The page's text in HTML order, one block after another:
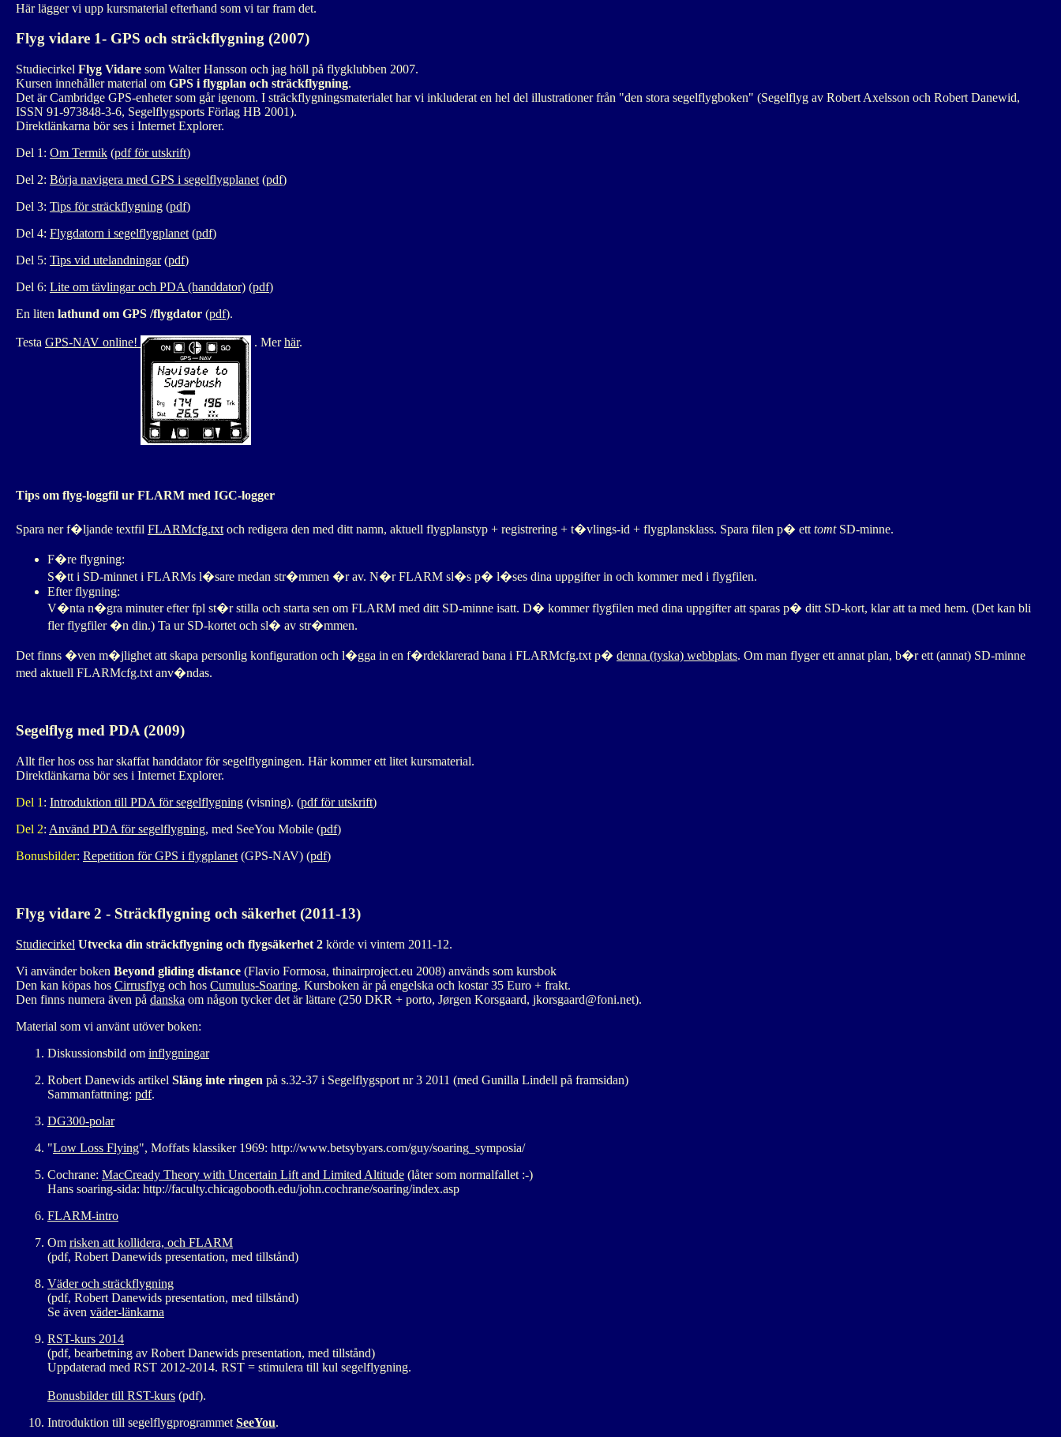
Här lägger vi upp kursmaterial efterhand som vi tar fram det.
Flyg vidare 1- GPS och sträckflygning (2007)
Studiecirkel Flyg Vidare som Walter Hansson och jag höll på flygklubben 2007.
Kursen innehåller material om GPS i flygplan och sträckflygning.
Det är Cambridge GPS-enheter som går igenom. I sträckflygningsmaterialet har vi inkluderat en hel del illustrationer från "den stora segelflygboken" (Segelflyg av Robert Axelsson och Robert Danewid,
ISSN 91-973848-3-6, Segelflygsports Förlag HB 2001).
Direktlänkarna bör ses i Internet Explorer.
Del 1: Om Termik (pdf för utskrift)
Del 2: Börja navigera med GPS i segelflygplanet (pdf)
Del 3: Tips för sträckflygning (pdf)
Del 4: Flygdatorn i segelflygplanet (pdf)
Del 5: Tips vid utelandningar(pdf)
Del 6: Lite om tävlingar och PDA (handdator) (pdf)
En liten lathund om GPS /flygdator (pdf).
Testa GPS-NAV online! . Merhär.
Tips om flyg-loggfil ur FLARM med IGC-logger
Spara ner f�ljande textfil FLARMcfg.txt och redigera den med ditt namn, aktuell flygplanstyp + registrering + t�vlings-id + flygplansklass. Spara filen p� ett tomtSD-minne.
F�re flygning:
S�tt i SD-minnet i FLARMs l�sare medan str�mmen �r av. N�r FLARM sl�s p� l�ses dina uppgifter in och kommer med i flygfilen.
Efter flygning:
V�nta n�gra minuter efter fpl st�r stilla och starta sen om FLARM med ditt SD-minne isatt. D� kommer flygfilen med dina uppgifter att sparas p� ditt SD-kort, klar att ta med hem. (Det kan bli
fler flygfiler �n din.) Ta ur SD-kortet och sl� av str�mmen.
Det finns �ven m�jlighet att skapa personlig konfiguration och l�gga in en f�rdeklarerad bana i FLARMcfg.txt p� denna (tyska) webbplats. Om man flyger ett annat plan, b�r ett (annat) SD-minne
med aktuell FLARMcfg.txt anv�ndas.
Segelflyg med PDA (2009)
Allt fler hos oss har skaffat handdator för segelflygningen. Här kommer ett litet kursmaterial.
Direktlänkarna bör ses i Internet Explorer.
Del 1 : Introduktion till PDA för segelflygning (visning). (pdf för utskrift)
Del 2: Använd PDA för segelflygning, med SeeYou Mobile (pdf)
Bonusbilder: Repetition för GPS i flygplanet (GPS-NAV) (pdf)
Flyg vidare 2 - Sträckflygning och säkerhet (2011-13)
Studiecirkel Utvecka din sträckflygning och flygsäkerhet 2 körde vi vintern 2011-12.
Vi använder boken Beyond gliding distance (Flavio Formosa, thinairproject.eu 2008) används som kursbok
Den kan köpas hos Cirrusflyg och hos Cumulus-Soaring. Kursboken är på engelska och kostar 35 Euro + frakt.
Den finns numera även på danska om någon tycker det är lättare (250 DKR + porto, Jørgen Korsgaard, jkorsgaard@foni.net).
Material som vi använt utöver boken:
Diskussionsbild om inflygningar
Robert Danewids artikel Släng inte ringen på s.32-37 i Segelflygsport nr 3 2011 (med Gunilla Lindell på framsidan)
Sammanfattning: pdf.
DG300-polar
"Low Loss Flying", Moffats klassiker 1969: http://www.betsybyars.com/guy/soaring_symposia/
Cochrane: MacCready Theory with Uncertain Lift and Limited Altitude (låter som normalfallet :-)
Hans soaring-sida: http://faculty.chicagobooth.edu/john.cochrane/soaring/index.asp
FLARM-intro
Om risken att kollidera, och FLARM
(pdf, Robert Danewids presentation, med tillstånd)
Väder och sträckflygning
(pdf, Robert Danewids presentation, med tillstånd)
Se även väder-länkarna
RST-kurs 2014
(pdf, bearbetning av Robert Danewids presentation, med tillstånd)
Uppdaterad med RST 2012-2014. RST = stimulera till kul segelflygning.
Bonusbilder till RST-kurs (pdf).
Introduktion till segelflygprogrammet SeeYou.